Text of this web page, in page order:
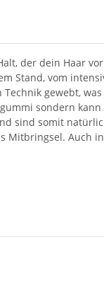
der dein Haar
Stand, vom
gewebt,
sondern kann
sind somit
Mitbringsel. Auch